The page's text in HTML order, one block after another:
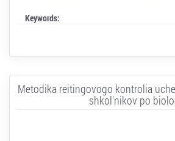
Keywords:
Metodika reitingovogo kontrolia
shkol'nikov po